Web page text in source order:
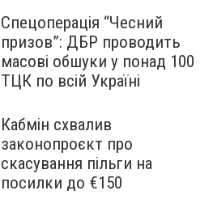
Спецоперація “Чесний
призов”: ДБР проводить
масові обшуки у понад 100
ТЦК по всій Україні
Кабмін схвалив
законопроєкт про
скасування пільги на
посилки до €150